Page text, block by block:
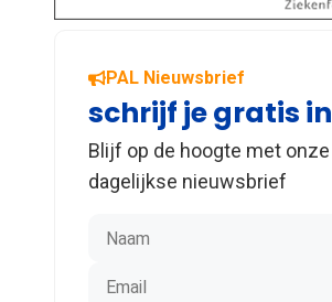
PAL Nieuwsbrief
schrijf je gratis in
Blijf op de hoogte met onze
dagelijkse nieuwsbrief